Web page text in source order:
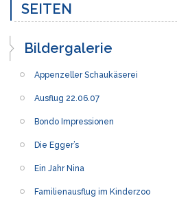
SEITEN
Bildergalerie
Appenzeller Schaukäserei
Ausflug 22.06.07
Bondo Impressionen
Die Egger’s
Ein Jahr Nina
Familienausflug im Kinderzoo